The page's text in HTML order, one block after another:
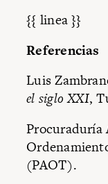
{{ linea }}
Referencias
Luis
el siglo XXI,
Procuraduría
(PAOT).